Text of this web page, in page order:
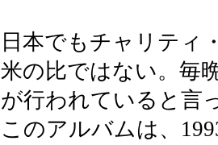
日本でもチャリティ
米の比ではない。毎
が行われていると言
このアルバムは、